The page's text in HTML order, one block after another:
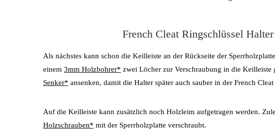
French Cleat Ringschlüssel
Als nächstes kann schon die Keilleiste an der Rückseite der
einem 3mm Holzbohrer* zwei Löcher zur Verschraubung in die
Senker* ansenken, damit die Halter später auch sauber in der French
Auf die Keilleiste kann zusätzlich noch Holzleim aufgetragen werden.
Holzschrauben* mit der Sperrholzplatte verschraubt.